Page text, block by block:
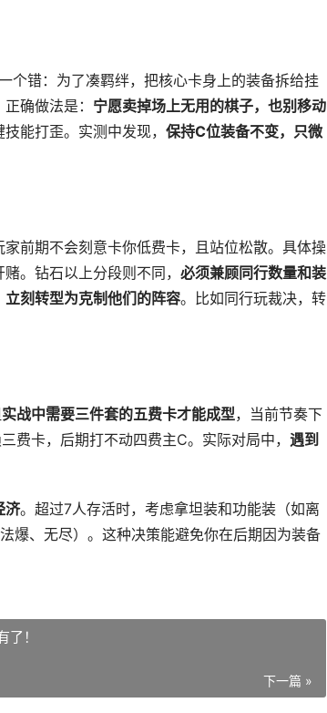
个错：为了凑羁绊，把核心卡身上的装备拆给挂
确做法是： 宁愿卖掉场上无用的棋子，也别移动
能打歪。实测中发现， 保持C位装备不变，只微
家前期不会刻意卡你低费卡，且站位松散。具体操
。钻石以上分段则不同， 必须兼顾同行数量和装
立刻转型为克制他们的阵容。比如同行玩裁决，转
实战中需要三件套的五费卡才能成型，当前节奏下
费卡，后期打不动四费主C。实际对局中， 遇到
济。超过7人存活时，考虑拿坦装和功能装（如离
爆、无尽）。这种决策能避免你在后期因为装备
了！
下一篇 »